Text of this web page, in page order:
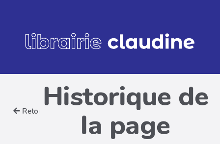
Retour Historique de
la page